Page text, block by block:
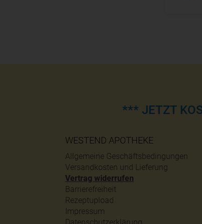
*** JETZT
WESTEND APOTHEKE
Allgemeine Geschäftsbedingungen
Versandkosten und Lieferung
Vertrag widerrufen
Barrierefreiheit
Rezeptupload
Impressum